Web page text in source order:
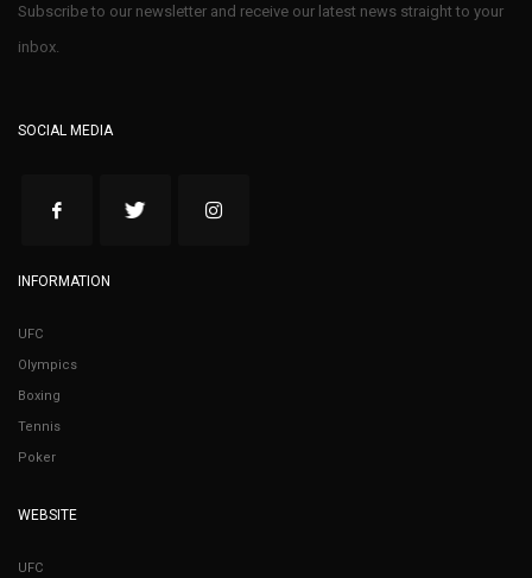
Subscribe to our newsletter and receive our latest news straight to your
inbox.
SOCIAL MEDIA
INFORMATION
UFC
Olympics
Boxing
Tennis
Poker
WEBSITE
UFC